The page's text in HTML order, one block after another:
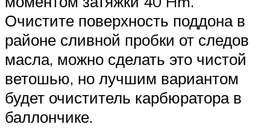
Очистите поверхность поддона в
районе сливной пробки от следов
масла, можно сделать это чистой
ветошью, но лучшим вариантом
будет очиститель карбюратора в
баллончике.